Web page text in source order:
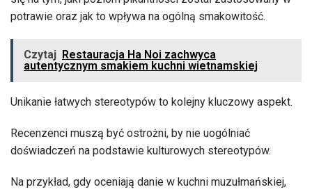
potrawie oraz jak to wpływa na ogólną smakowitość.
Czytaj Restauracja Ha Noi zachwyca
autentycznym smakiem kuchni wietnamskiej
Unikanie łatwych stereotypów to kolejny kluczowy aspekt.
Recenzenci muszą być ostrożni, by nie uogólniać
doświadczeń na podstawie kulturowych stereotypów.
Na przykład, gdy oceniają danie w kuchni muzułmańskiej,